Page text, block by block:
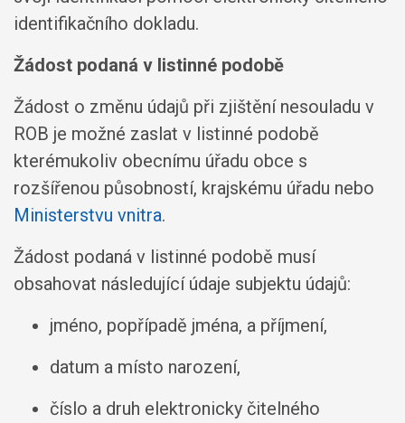
identifikačního dokladu.
Žádost podaná v listinné podobě
Žádost o změnu údajů při zjištění nesouladu v
ROB je možné zaslat v listinné podobě
kterémukoliv obecnímu úřadu obce s
rozšířenou působností, krajskému úřadu nebo
Ministerstvu vnitra.
Žádost podaná v listinné podobě musí
obsahovat následující údaje subjektu údajů:
jméno, popřípadě jména, a příjmení,
datum a místo narození,
číslo a druh elektronicky čitelného